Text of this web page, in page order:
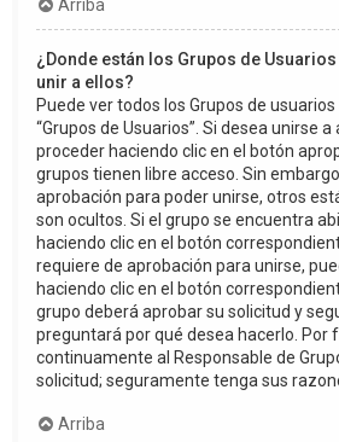
Arriba
¿Donde están los Grupos de
unir a ellos?
Puede ver todos los Grupos de
“Grupos de Usuarios”. Si desea unirse
proceder haciendo clic en el botón
grupos tienen libre acceso. Sin
aprobación para poder unirse, otros
son ocultos. Si el grupo se encuentra
haciendo clic en el botón
requiere de aprobación para unirse,
haciendo clic en el botón
grupo deberá aprobar su solicitud y
preguntará por qué desea hacerlo. Por
continuamente al Responsable de
solicitud; seguramente tenga sus
Arriba